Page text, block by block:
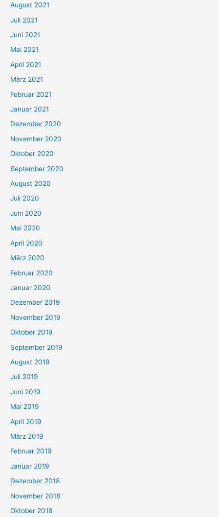
n
a
c
h
:
August 2021
Juli 2021
Juni 2021
Mai 2021
April 2021
März 2021
Februar 2021
Januar 2021
Dezember 2020
November 2020
Oktober 2020
September 2020
August 2020
Juli 2020
Juni 2020
Mai 2020
April 2020
März 2020
Februar 2020
Januar 2020
Dezember 2019
November 2019
Oktober 2019
September 2019
August 2019
Juli 2019
Juni 2019
Mai 2019
April 2019
März 2019
Februar 2019
Januar 2019
Dezember 2018
November 2018
Oktober 2018